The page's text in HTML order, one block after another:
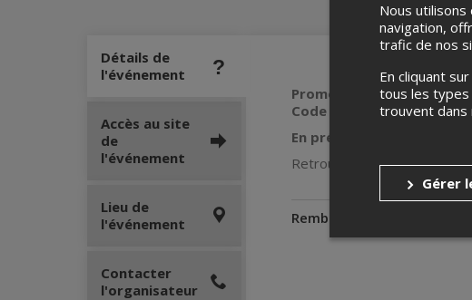
Détails de
l'événement
Promotion 2 billets pour
Code promo: CANA2P1
En prévente, en ligne
Retrouvez Richemond
Remboursements
Accès au site
de
l'événement
Lieu de
l'événement
Contacter
l'organisateur
Nous
navigation,
trafic de nos
En cliquant
tous les types
trouvent dans
Gérer